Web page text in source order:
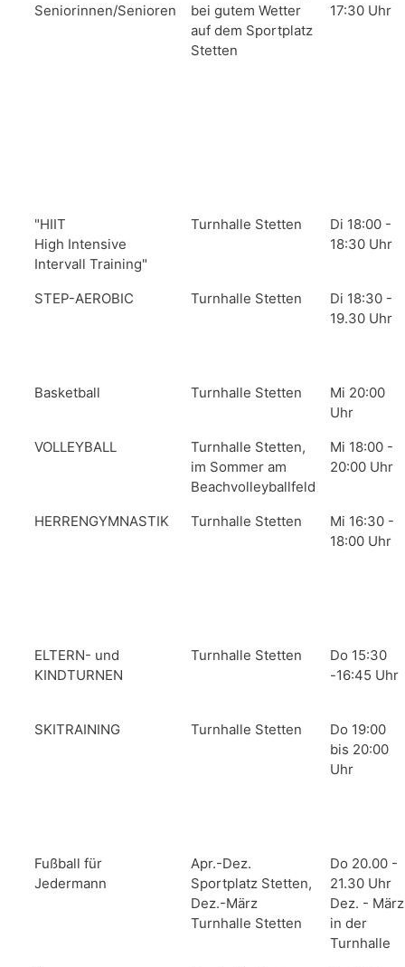
Seniorinnen/Senioren
bei gutem Wetter
auf dem Sportplatz
Stetten
17:30 Uhr
"HIIT
High Intensive
Intervall Training"
Turnhalle Stetten
Di 18:00 -
18:30 Uhr
STEP-AEROBIC Turnhalle Stetten
Di 18:30 -
19.30 Uhr
Basketball Turnhalle Stetten
Mi 20:00
Uhr
VOLLEYBALL
Turnhalle Stetten,
im Sommer am
Beachvolleyballfeld
Mi 18:00 -
20:00 Uhr
HERRENGYMNASTIK Turnhalle Stetten
Mi 16:30 -
18:00 Uhr
ELTERN- und
KINDTURNEN
Turnhalle Stetten
Do 15:30
-16:45 Uhr
SKITRAINING Turnhalle Stetten
Do 19:00
bis 20:00
Uhr
Fußball für
Jedermann
Apr.-Dez.
Sportplatz Stetten,
Dez.-März
Turnhalle Stetten
Do 20.00 -
21.30 Uhr
Dez. - März
in der
Turnhalle